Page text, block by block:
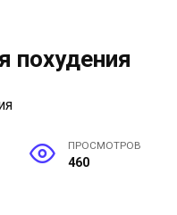
похудения
ПРОСМОТРОВ
460